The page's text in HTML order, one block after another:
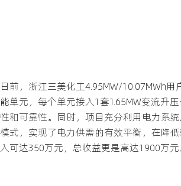
日前，浙江三美化工4.95MW/10.07MWh
能单元，每个单元接入1套1.65MW变流升
性和可靠性。同时，项目充分利用电力系
模式，实现了电力供需的有效平衡，在降
入可达350万元，总收益更是高达1900万元